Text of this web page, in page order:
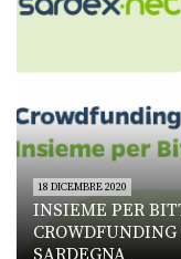
18 DICEMBRE 2020
INSIEME PER
SARDEGNA